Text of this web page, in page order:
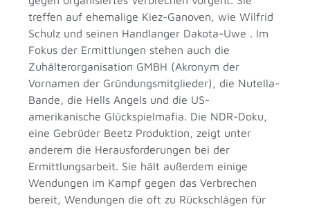
treffen auf ehemalige Kiez-Ganoven, wie Wilfrid
Schulz und seinen Handlanger Dakota-Uwe . Im
Fokus der Ermittlungen stehen auch die
Zuhälterorganisation GMBH (Akronym der
Vornamen der Gründungsmitglieder), die Nutella-
Bande, die Hells Angels und die US-
amerikanische Glückspielmafia. Die NDR-Doku,
eine Gebrüder Beetz Produktion, zeigt unter
anderem die Herausforderungen bei der
Ermittlungsarbeit. Sie hält außerdem einige
Wendungen im Kampf gegen das Verbrechen
bereit, Wendungen die oft zu Rückschlägen für